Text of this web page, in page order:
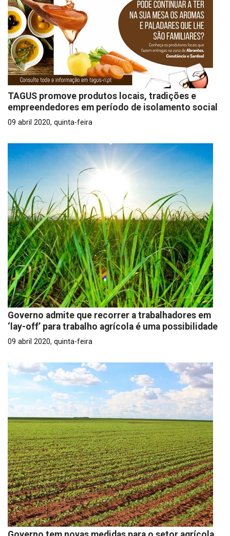
TAGUS promove produtos locais, tradições e
empreendedores em período de isolamento social
09 abril 2020, quinta-feira
Governo admite que recorrer a trabalhadores em
‘lay-off’ para trabalho agrícola é uma possibilidade
09 abril 2020, quinta-feira